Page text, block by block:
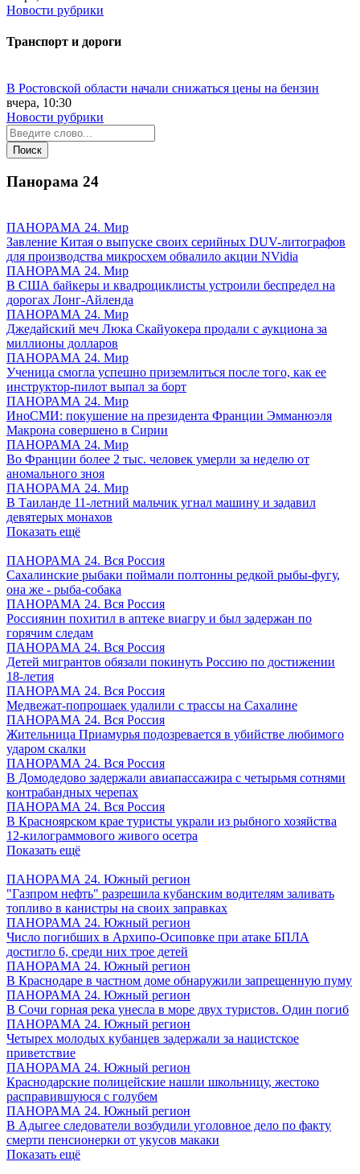
Новости рубрики
Транспорт и дороги
В Ростовской области начали снижаться цены на бензин
вчера, 10:30
Новости рубрики
Панорама 24
ПАНОРАМА 24. Мир
Завление Китая о выпуске своих серийных DUV-литографов
для производства микросхем обвалило акции NVidia
ПАНОРАМА 24. Мир
В США байкеры и квадроциклисты устроили беспредел на
дорогах Лонг-Айленда
ПАНОРАМА 24. Мир
Джедайский меч Люка Скайуокера продали с аукциона за
миллионы долларов
ПАНОРАМА 24. Мир
Ученица смогла успешно приземлиться после того, как ее
инструктор-пилот выпал за борт
ПАНОРАМА 24. Мир
ИноСМИ: покушение на президента Франции Эмманюэля
Макрона совершено в Сирии
ПАНОРАМА 24. Мир
Во Франции более 2 тыс. человек умерли за неделю от
аномального зноя
ПАНОРАМА 24. Мир
В Таиланде 11-летний мальчик угнал машину и задавил
девятерых монахов
Показать ещё
ПАНОРАМА 24. Вся Россия
Сахалинские рыбаки поймали полтонны редкой рыбы-фугу,
она же - рыба-собака
ПАНОРАМА 24. Вся Россия
Россиянин похитил в аптеке виагру и был задержан по
горячим следам
ПАНОРАМА 24. Вся Россия
Детей мигрантов обязали покинуть Россию по достижении
18-летия
ПАНОРАМА 24. Вся Россия
Медвежат-попрошаек удалили с трассы на Сахалине
ПАНОРАМА 24. Вся Россия
Жительница Приамурья подозревается в убийстве любимого
ударом скалки
ПАНОРАМА 24. Вся Россия
В Домодедово задержали авиапассажира с четырьмя сотнями
контрабандных черепах
ПАНОРАМА 24. Вся Россия
В Красноярском крае туристы украли из рыбного хозяйства
12-килограммового живого осетра
Показать ещё
ПАНОРАМА 24. Южный регион
"Газпром нефть" разрешила кубанским водителям заливать
топливо в канистры на своих заправках
ПАНОРАМА 24. Южный регион
Число погибших в Архипо-Осиповке при атаке БПЛА
достигло 6, среди них трое детей
ПАНОРАМА 24. Южный регион
В Краснодаре в частном доме обнаружили запрещенную пуму
ПАНОРАМА 24. Южный регион
В Сочи горная река унесла в море двух туристов. Один погиб
ПАНОРАМА 24. Южный регион
Четырех молодых кубанцев задержали за нацистское
приветствие
ПАНОРАМА 24. Южный регион
Краснодарские полицейские нашли школьницу, жестоко
расправившуюся с голубем
ПАНОРАМА 24. Южный регион
В Адыгее следователи возбудили уголовное дело по факту
смерти пенсионерки от укусов макаки
Показать ещё